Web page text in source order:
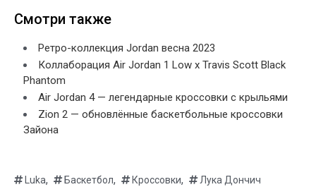
Смотри также
Ретро-коллекция Jordan весна 2023
Коллаборация Air Jordan 1 Low x Travis Scott Black
Phantom
Air Jordan 4 — легендарные кроссовки с крыльями
Zion 2 — обновлённые баскетбольные кроссовки
Зайона
Luka, Баскетбол, Кроссовки, Лука Дончич